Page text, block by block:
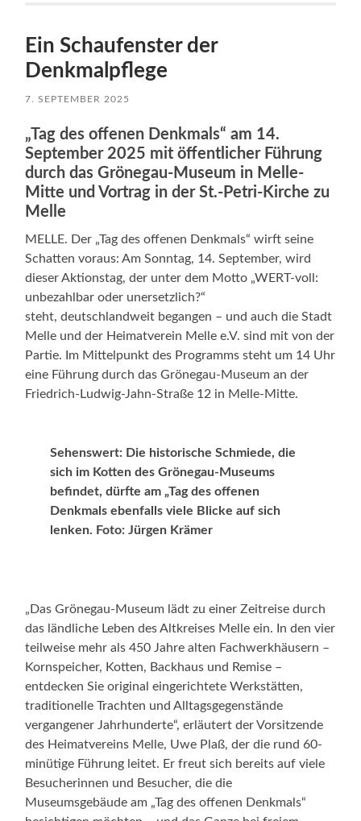
Ein Schaufenster der
Denkmalpflege
7. SEPTEMBER 2025
„ Tag des offenen Denkmals“ am 14.
September 2025 mit öffentlicher Führung
durch das Grönegau-Museum in Melle-
Mitte und Vortrag in der St.-Petri-Kirche zu
Melle
MELLE. Der „Tag des offenen Denkmals“ wirft seine
Schatten voraus: Am Sonntag, 14. September, wird
dieser Aktionstag, der unter dem Motto „WERT-voll:
unbezahlbar oder unersetzlich?“
steht, deutschlandweit begangen – und auch die Stadt
Melle und der Heimatverein Melle e.V. sind mit von der
Partie. Im Mittelpunkt des Programms steht um 14 Uhr
eine Führung durch das Grönegau-Museum an der
Friedrich-Ludwig-Jahn-Straße 12 in Melle-Mitte.
Sehenswert: Die historische Schmiede, die
sich im Kotten des Grönegau-Museums
befindet, dürfte am „Tag des offenen
Denkmals ebenfalls viele Blicke auf sich
lenken. Foto: Jürgen Krämer
„Das Grönegau-Museum lädt zu einer Zeitreise durch
das ländliche Leben des Altkreises Melle ein. In den vier
teilweise mehr als 450 Jahre alten Fachwerkhäusern –
Kornspeicher, Kotten, Backhaus und Remise –
entdecken Sie original eingerichtete Werkstätten,
traditionelle Trachten und Alltagsgegenstände
vergangener Jahrhunderte“, erläutert der Vorsitzende
des Heimatvereins Melle, Uwe Plaß, der die rund 60-
minütige Führung leitet. Er freut sich bereits auf viele
Besucherinnen und Besucher, die die
Museumsgebäude am „Tag des offenen Denkmals“